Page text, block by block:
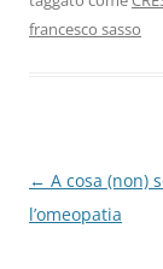
o
francesco sasso
Navigazione
articolo
← A cosa (non)
l’omeopatia